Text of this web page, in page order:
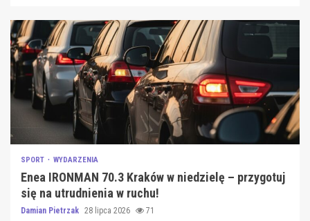
SPORT WYDARZENIA
Enea IRONMAN 70.3 Kraków w niedzielę – przygotuj
się na utrudnienia w ruchu!
Damian Pietrzak 28 lipca 2026 71